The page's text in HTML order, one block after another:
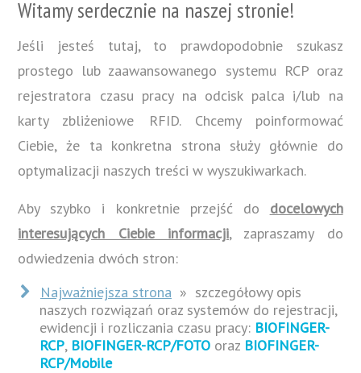
Witamy serdecznie na naszej stronie!
Jeśli jesteś tutaj, to prawdopodobnie szukasz
prostego lub zaawansowanego systemu RCP oraz
rejestratora czasu pracy na odcisk palca i/lub na
karty zbliżeniowe RFID. Chcemy poinformować
Ciebie, że ta konkretna strona służy głównie do
optymalizacji naszych treści w wyszukiwarkach.
Aby szybko i konkretnie przejść do docelowych
interesujących Ciebie informacji, zapraszamy do
odwiedzenia dwóch stron:
Najważniejsza strona » szczegółowy opis
naszych rozwiązań oraz systemów do rejestracji,
ewidencji i rozliczania czasu pracy: BIOFINGER-
RCP, BIOFINGER-RCP/FOTO oraz BIOFINGER-
RCP/Mobile